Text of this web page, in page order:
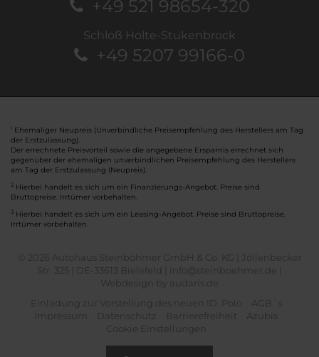
+49 521 98654-320
Schloß Holte-Stukenbrock
+49 5207 99166-0
Ehemaliger Neupreis (Unverbindliche Preisempfehlung des Herstellers am Tag
der Erstzulassung).
Der errechnete Preisvorteil sowie die angegebene Ersparnis errechnet sich
gegenüber der ehemaligen unverbindlichen Preisempfehlung des Herstellers
am Tag der Erstzulassung (Neupreis).
2 Hierbei handelt es sich um ein Finanzierungs-Angebot. Preise sind
Bruttopreise. Irrtümer vorbehalten.
3 Hierbei handelt es sich um ein Leasing-Angebot. Preise sind Bruttopreise.
Irrtümer vorbehalten.
© 2026 Autohaus Steinböhmer GmbH & Co. KG | Jöllenbecker
Str. 325 | DE-33613 Bielefeld | info@steinboehmer.de |
Webdesign by audaris.de
Einladung zur Vorstellung des neuen ID. Polo
AGB´s
Impressum
Datenschutz Barrierefreiheit
Azubis
Cookie Einstellungen